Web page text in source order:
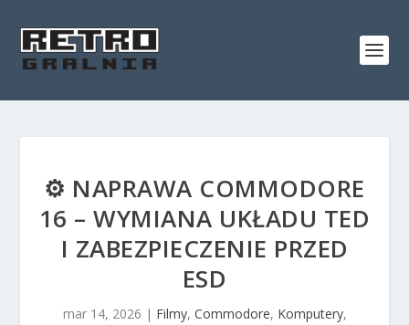
⚙️ NAPRAWA COMMODORE
16 – WYMIANA UKŁADU TED
I ZABEZPIECZENIE PRZED
ESD
mar 14, 2026 | Filmy, Commodore, Komputery,